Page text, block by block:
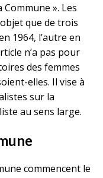
». Les
que de trois
1964, l’autre en
n’a pas pour
des femmes
elles. Il vise à
sur la
au sens large.
commencent le